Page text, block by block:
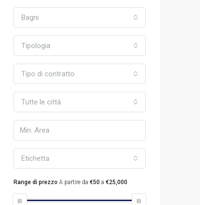
Bagni
Tipologia
Tipo di contratto
Tutte le città
Etichetta
Range di prezzo A partire da €50 a €25,000